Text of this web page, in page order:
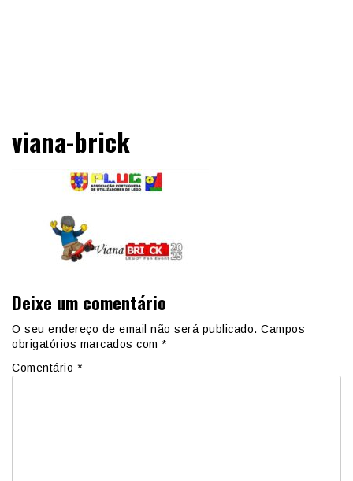
Central Comics
viana-brick
Deixe um comentário
O seu endereço de email não será publicado. Campos
obrigatórios marcados com *
Comentário *